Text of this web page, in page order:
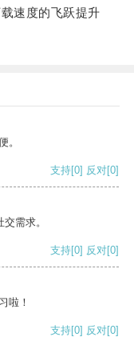
速度的飞跃提升
。
支持[0] 反对[0]
需求。
支持[0] 反对[0]
啦！
支持[0] 反对[0]